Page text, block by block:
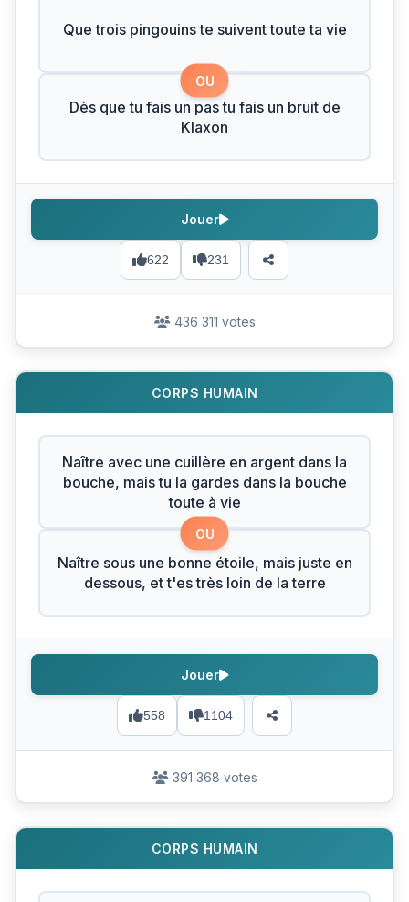
Que trois pingouins te suivent toute ta vie
OU
Dès que tu fais un pas tu fais un bruit de
Klaxon
622 231
Jouer
436 311 votes
CORPS HUMAIN
Naître avec une cuillère en argent dans la
bouche, mais tu la gardes dans la bouche
toute à vie
OU
Naître sous une bonne étoile, mais juste en
dessous, et t'es très loin de la terre
558 1104
Jouer
391 368 votes
CORPS HUMAIN